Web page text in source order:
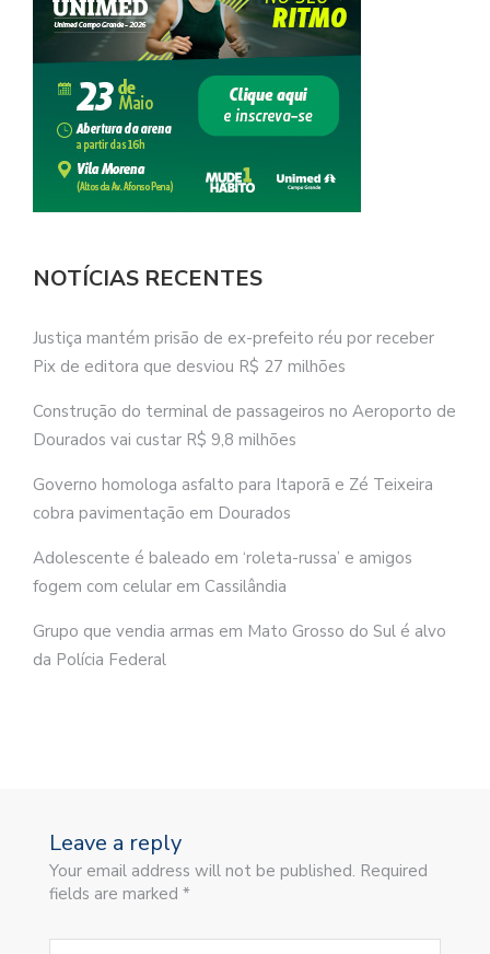
NOTÍCIAS RECENTES
Justiça mantém prisão de ex-prefeito réu por receber
Pix de editora que desviou R$ 27 milhões
Construção do terminal de passageiros no Aeroporto de
Dourados vai custar R$ 9,8 milhões
Governo homologa asfalto para Itaporã e Zé Teixeira
cobra pavimentação em Dourados
Adolescente é baleado em ‘roleta-russa’ e amigos
fogem com celular em Cassilândia
Grupo que vendia armas em Mato Grosso do Sul é alvo
da Polícia Federal
Leave a reply
Your email address will not be published. Required
fields are marked *